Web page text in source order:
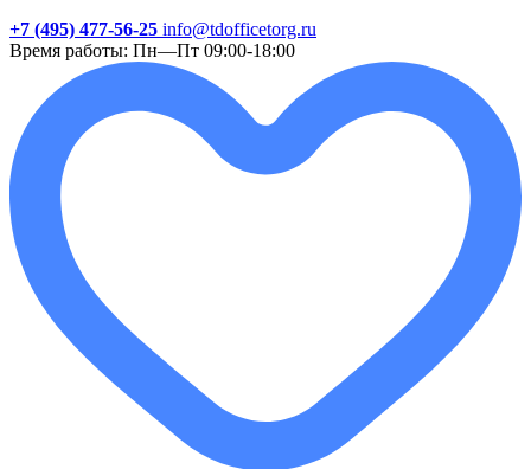
+7 (495) 477-56-25 info@tdofficetorg.ru
Время работы: Пн—Пт 09:00-18:00